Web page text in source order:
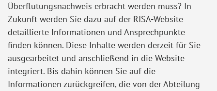
Überflutungsnachweis erbracht werden muss? In
Zukunft werden Sie dazu auf der RISA-Website
detaillierte Informationen und Ansprechpunkte
finden können. Diese Inhalte werden derzeit für Sie
ausgearbeitet und anschließend in die Website
integriert. Bis dahin können Sie auf die
Informationen zurückgreifen, die von der Abteilung